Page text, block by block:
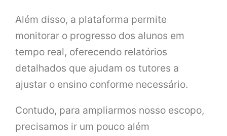
Além disso, a plataforma permite
monitorar o progresso dos alunos em
tempo real, oferecendo relatórios
detalhados que ajudam os tutores a
ajustar o ensino conforme necessário.
Contudo, para ampliarmos nosso escopo,
precisamos ir um pouco além